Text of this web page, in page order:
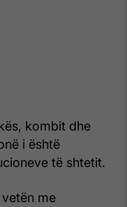
kombit dhe
i është
të shtetit.
me